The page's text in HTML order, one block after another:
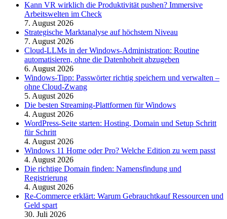
Kann VR wirklich die Produktivität pushen? Immersive
Arbeitswelten im Check
7. August 2026
Strategische Marktanalyse auf höchstem Niveau
7. August 2026
Cloud-LLMs in der Windows-Administration: Routine
automatisieren, ohne die Datenhoheit abzugeben
6. August 2026
Windows-Tipp: Passwörter richtig speichern und verwalten –
ohne Cloud-Zwang
5. August 2026
Die besten Streaming-Plattformen für Windows
4. August 2026
WordPress-Seite starten: Hosting, Domain und Setup Schritt
für Schritt
4. August 2026
Windows 11 Home oder Pro? Welche Edition zu wem passt
4. August 2026
Die richtige Domain finden: Namensfindung und
Registrierung
4. August 2026
Re-Commerce erklärt: Warum Gebrauchtkauf Ressourcen und
Geld spart
30. Juli 2026